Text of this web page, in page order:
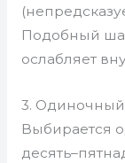
Подобный
ослабляет
3. Одиночный
Выбирается